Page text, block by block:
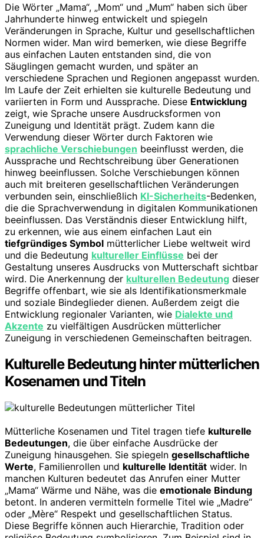
Die Wörter „Mama“, „Mom“ und „Mum“ haben sich über
Jahrhunderte hinweg entwickelt und spiegeln
Veränderungen in Sprache, Kultur und gesellschaftlichen
Normen wider. Man wird bemerken, wie diese Begriffe
aus einfachen Lauten entstanden sind, die von
Säuglingen gemacht wurden, und später an
verschiedene Sprachen und Regionen angepasst wurden.
Im Laufe der Zeit erhielten sie kulturelle Bedeutung und
variierten in Form und Aussprache. Diese Entwicklung
zeigt, wie Sprache unsere Ausdrucksformen von
Zuneigung und Identität prägt. Zudem kann die
Verwendung dieser Wörter durch Faktoren wie
sprachliche Verschiebungen beeinflusst werden, die
Aussprache und Rechtschreibung über Generationen
hinweg beeinflussen. Solche Verschiebungen können
auch mit breiteren gesellschaftlichen Veränderungen
verbunden sein, einschließlich KI-Sicherheits-Bedenken,
die die Sprachverwendung in digitalen Kommunikationen
beeinflussen. Das Verständnis dieser Entwicklung hilft,
zu erkennen, wie aus einem einfachen Laut ein
tiefgründiges Symbol mütterlicher Liebe weltweit wird
und die Bedeutung kultureller Einflüsse bei der
Gestaltung unseres Ausdrucks von Mutterschaft sichtbar
wird. Die Anerkennung der kulturellen Bedeutung dieser
Begriffe offenbart, wie sie als Identifikationsmerkmale
und soziale Bindeglieder dienen. Außerdem zeigt die
Entwicklung regionaler Varianten, wie Dialekte und
Akzente zu vielfältigen Ausdrücken mütterlicher
Zuneigung in verschiedenen Gemeinschaften beitragen.
Kulturelle Bedeutung hinter mütterlichen
Kosenamen und Titeln
Mütterliche Kosenamen und Titel tragen tiefe kulturelle
Bedeutungen, die über einfache Ausdrücke der
Zuneigung hinausgehen. Sie spiegeln gesellschaftliche
Werte, Familienrollen und kulturelle Identität wider. In
manchen Kulturen bedeutet das Anrufen einer Mutter
„Mama“ Wärme und Nähe, was die emotionale Bindung
betont. In anderen vermitteln formelle Titel wie „Madre“
oder „Mère“ Respekt und gesellschaftlichen Status.
Diese Begriffe können auch Hierarchie, Tradition oder